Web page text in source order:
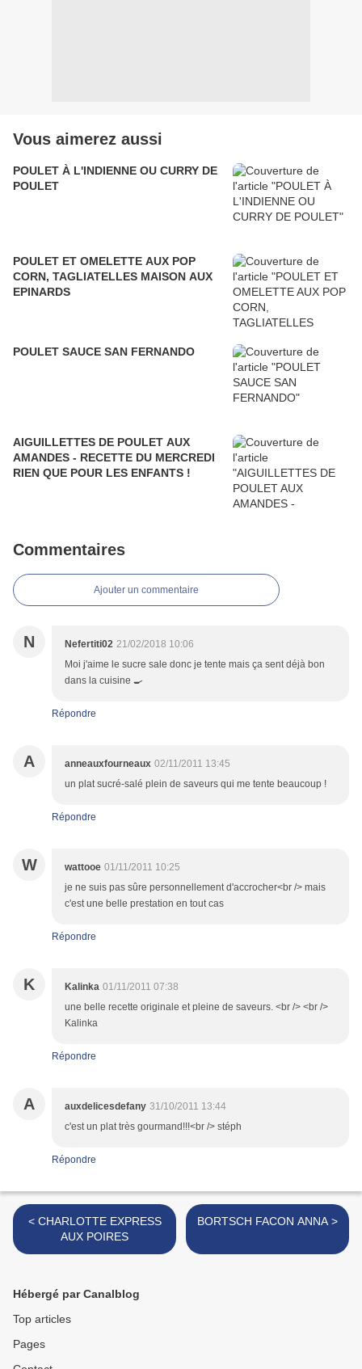
Vous aimerez aussi
POULET À L'INDIENNE OU CURRY DE
POULET
POULET ET OMELETTE AUX POP
CORN, TAGLIATELLES MAISON AUX
EPINARDS
POULET SAUCE SAN FERNANDO
AIGUILLETTES DE POULET AUX
AMANDES - RECETTE DU MERCREDI
RIEN QUE POUR LES ENFANTS !
Commentaires
Ajouter un commentaire
N Nefertiti02 21/02/2018 10:06
Moi j'aime le sucre sale donc je tente mais ça sent déjà bon
dans la cuisine 🍳
Répondre
A anneauxfourneaux 02/11/2011 13:45
un plat sucré-salé plein de saveurs qui me tente beaucoup !
Répondre
W wattooe 01/11/2011 10:25
je ne suis pas sûre personnellement d'accrocher<br /> mais
c'est une belle prestation en tout cas
Répondre
K Kalinka 01/11/2011 07:38
une belle recette originale et pleine de saveurs. <br /> <br />
Kalinka
Répondre
A auxdelicesdefany 31/10/2011 13:44
c'est un plat très gourmand!!!<br /> stéph
Répondre
< CHARLOTTE EXPRESS
AUX POIRES
BORTSCH FACON ANNA >
Hébergé par Canalblog
Top articles
Pages